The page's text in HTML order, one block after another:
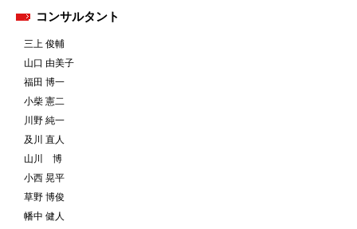
コンサルタント
三上 俊輔
山口 由美子
福田 博一
小柴 憲二
川野 純一
及川 直人
山川 博
小西 晃平
草野 博俊
幡中 健人